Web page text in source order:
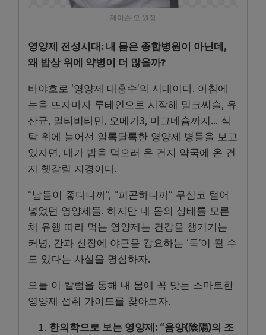
제이슨 오 원장
영양제 전성시대: 내 몸은 종합병원이 아닌데,
왜 밥상 위에 약병이 더 많을까?
바야흐로 ‘영양제 대홍수’의 시대이다. 아침에
눈을 뜨자마자 루테인으로 시작해 밀크씨슬, 유
산균, 멀티비타민, 오메가3, 마그네슘까지… 식
탁 위에 늘어선 알록달록한 영양제 병들을 보고
있자면, 내가 밥을 먹으러 온 건지 약국에 온 건
지 헷갈릴 지경이다.
“남들이 좋다니까”, “피곤하니까” 무심코 털어
넣었던 영양제들. 하지만 내 몸의 상태를 모른
채 유행 따라 먹는 영양제는 건강을 챙기기는
커녕, 간과 신장에 야근을 강요하는 ‘독’이 될 수
도 있다는 사실을 명심하자.
오늘 이 칼럼을 통해 내 몸에 꼭 맞는 스마트한
영양제 섭취 가이드를 찾아보자.
한의학으로 보는 영양제: “음양(陰陽)의 조